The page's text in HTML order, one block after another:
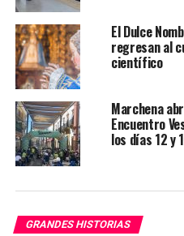
El Dulce
regresan al
científico
Marchena
Encuentro
los días 12 y
GRANDES HISTORIAS